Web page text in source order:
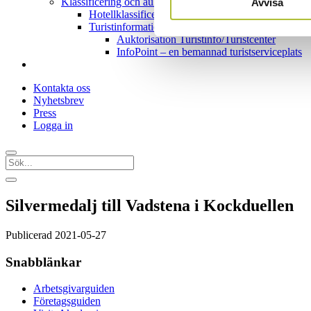
Avvisa
Hotellklassificering
Turistinformationer & Turistcenter
Auktorisation Turistinfo/Turistcenter
InfoPoint – en bemannad turistserviceplats
Kontakta oss
Nyhetsbrev
Press
Logga in
Silvermedalj till Vadstena i Kockduellen
Publicerad 2021-05-27
Snabblänkar
Arbetsgivarguiden
Företagsguiden